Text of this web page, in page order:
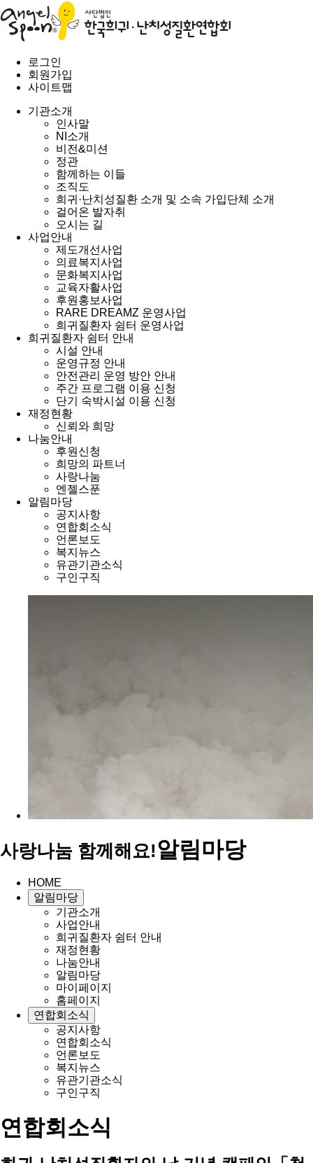
로그인
회원가입
사이트맵
기관소개
인사말
NI소개
비전&미션
정관
함께하는 이들
조직도
희귀·난치성질환 소개 및 소속 가입단체 소개
걸어온 발자취
오시는 길
사업안내
제도개선사업
의료복지사업
문화복지사업
교육자활사업
후원홍보사업
RARE DREAMZ 운영사업
희귀질환자 쉼터 운영사업
희귀질환자 쉼터 안내
시설 안내
운영규정 안내
안전관리 운영 방안 안내
주간 프로그램 이용 신청
단기 숙박시설 이용 신청
재정현황
신뢰와 희망
나눔안내
후원신청
희망의 파트너
사랑나눔
엔젤스푼
알림마당
공지사항
연합회소식
언론보도
복지뉴스
유관기관소식
구인구직
사랑나눔 함께해요!알림마당
HOME
알림마당
기관소개
사업안내
희귀질환자 쉼터 안내
재정현황
나눔안내
알림마당
마이페이지
홈페이지
연합회소식
공지사항
연합회소식
언론보도
복지뉴스
유관기관소식
구인구직
연합회소식